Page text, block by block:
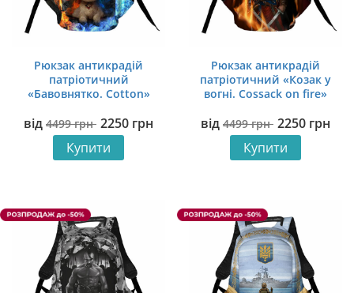
Рюкзак антикрадій
патріотичний
«Бавовнятко. Cotton»
від 4499грн 2250 грн
Купити
Рюкзак антикрадій
патріотичний «Козак у
вогні. Cossack on fire»
від 4499грн 2250 грн
Купити